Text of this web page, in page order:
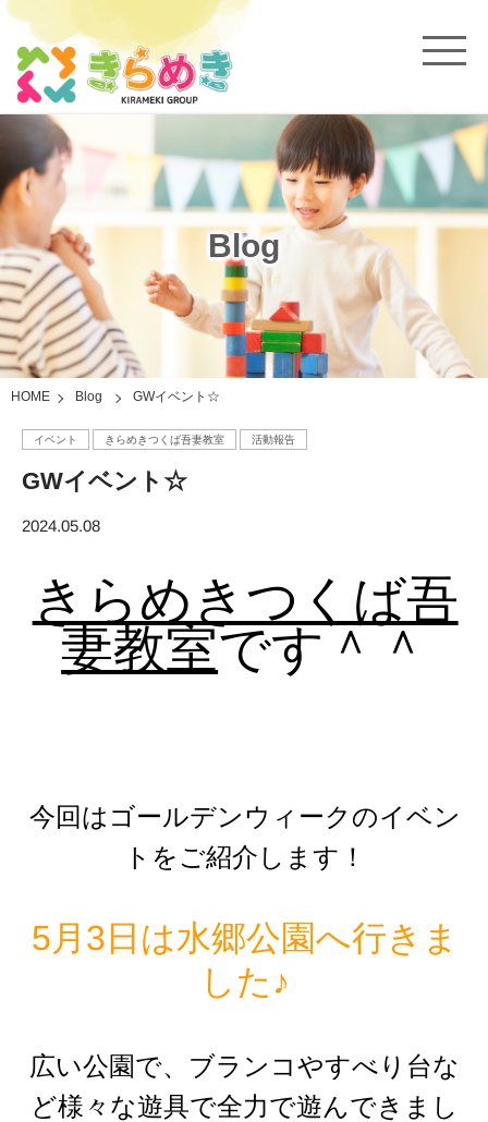
Blog
HOME Blog GWイベント☆
イベント きらめきつくば吾妻教室 活動報告
GWイベント☆
2024.05.08
きらめきつくば吾
妻教室です＾＾
今回はゴールデンウィークのイベン
トをご紹介します！
5月3日は水郷公園へ行きま
した♪
広い公園で、ブランコやすべり台な
ど様々な遊具で全力で遊んできまし